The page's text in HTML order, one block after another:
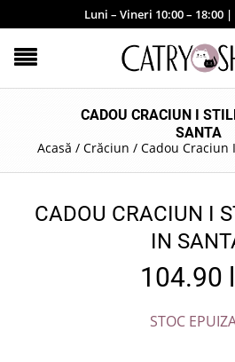
Luni – Vineri 10:00 – 18:00 |
CADOU CRACIUN I
SANTA
Acasă / Crăciun / Cadou Craciun
CADOU CRACIUN I
IN
104.90
STOC